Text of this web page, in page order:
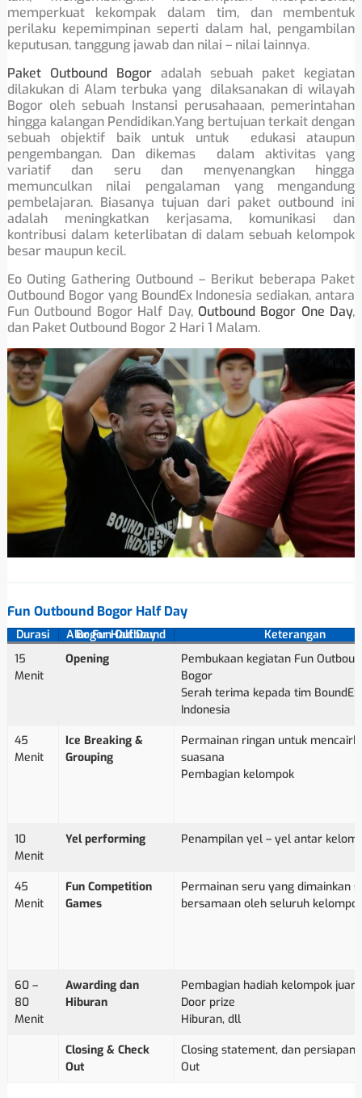
memperkuat kekompak dalam tim, dan membentuk
perilaku kepemimpinan seperti dalam hal, pengambilan
keputusan, tanggung jawab dan nilai – nilai lainnya.
Paket Outbound Bogoradalah sebuah paket kegiatan
dilakukan di Alam terbuka yang dilaksanakan di wilayah
Bogor oleh sebuah Instansi perusahaaan, pemerintahan
hingga kalangan Pendidikan.Yang bertujuan terkait dengan
sebuah objektif baik untuk untuk edukasi ataupun
pengembangan. Dan dikemas dalam aktivitas yang
variatif dan seru dan menyenangkan hingga
memunculkan nilai pengalaman yang mengandung
pembelajaran. Biasanya tujuan dari paket outbound ini
adalah meningkatkan kerjasama, komunikasi dan
kontribusi dalam keterlibatan di dalam sebuah kelompok
besar maupun kecil.
Eo Outing Gathering Outbound – Berikut beberapa Paket
Outbound Bogor yang BoundEx Indonesia sediakan, antara
Fun Outbound Bogor Half Day, Outbound Bogor One Day,
dan Paket Outbound Bogor 2 Hari 1 Malam.
Fun Outbound Bogor Half Day
Durasi Alur Fun Outbound Bogor Half Day
Keterangan
15
Menit
Opening
Pembukaan kegiatan Fun
Bogor
Serah terima kepada tim BoundEx
Indonesia
45
Menit
Ice Breaking &
Grouping
Permainan ringan untuk
suasana
Pembagian kelompok
10
Menit
Yel performing Penampilan yel – yel antar
45
Menit
Fun Competition
Games
Permainan seru yang dimainkan
bersamaan oleh seluruh
60 –
80
Menit
Awarding dan
Hiburan
Pembagian hadiah kelompok juara
Door prize
Hiburan, dll
Closing & Check
Out
Closing statement, dan persiapan
Out